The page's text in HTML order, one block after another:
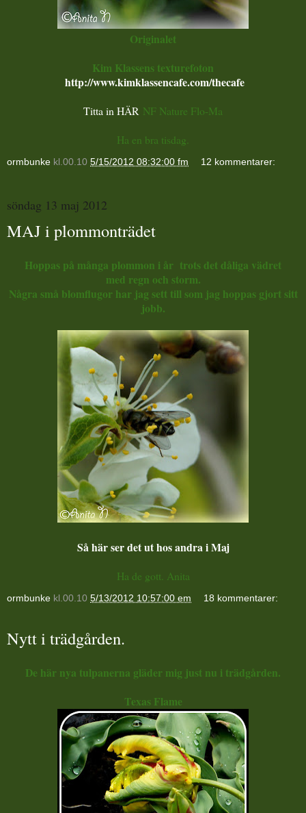
Originalet
Kim Klassens texturefoton
http://www.kimklassencafe.com/thecafe
Titta in HÄR NF Nature Flo-Ma
Ha en bra tisdag.
ormbunke kl.00.10 5/15/2012 08:32:00 fm 12 kommentarer:
söndag 13 maj 2012
MAJ i plommonträdet
Hoppas på många plommon i år trots det dåliga vädret
med regn och storm.
Några små blomflugor har jag sett till som jag hoppas gjort sitt
jobb.
Så här ser det ut hos andra i Maj
Ha de gott. Anita
ormbunke kl.00.10 5/13/2012 10:57:00 em 18 kommentarer:
Nytt i trädgården.
De här nya tulpanerna gläder mig just nu i trädgården.
Texas Flame